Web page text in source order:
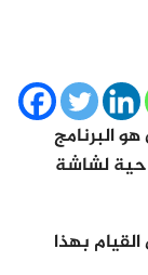
البرنامج
حية لشاشة
بهذا